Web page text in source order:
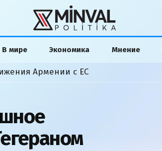
В мире Экономика Мнение
Армении с ЕС